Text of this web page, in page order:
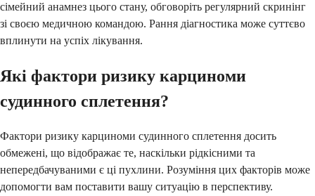
сімейний анамнез цього стану, обговоріть регулярний скринінг
зі своєю медичною командою. Рання діагностика може суттєво
вплинути на успіх лікування.
Які фактори ризику карциноми
судинного сплетення?
Фактори ризику карциноми судинного сплетення досить
обмежені, що відображає те, наскільки рідкісними та
непередбачуваними є ці пухлини. Розуміння цих факторів може
допомогти вам поставити вашу ситуацію в перспективу.